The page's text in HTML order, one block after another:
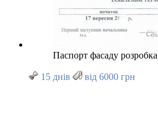
Паспорт фасаду розробка
15 днів від 6000 грн